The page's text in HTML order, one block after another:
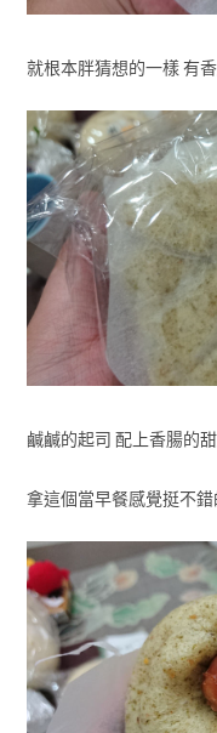
就根本胖猜想的一樣 有
鹹鹹的起司 配上香腸的
拿這個當早餐感覺挺不錯